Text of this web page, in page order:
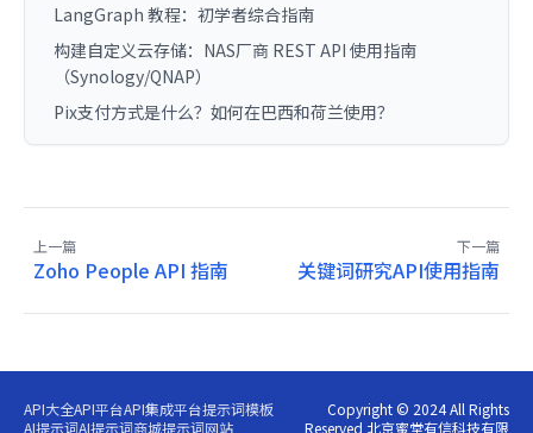
LangGraph 教程：初学者综合指南
构建自定义云存储：NAS厂商 REST API 使用指南
（Synology/QNAP）
Pix支付方式是什么？如何在巴西和荷兰使用？
上一篇
Zoho People API 指南
下一篇
关键词研究API使用指南
API大全API平台API集成平台提示词模板
AI提示词AI提示词商城提示词网站
Copyright © 2024 All Rights
Reserved 北京蜜堂有信科技有限